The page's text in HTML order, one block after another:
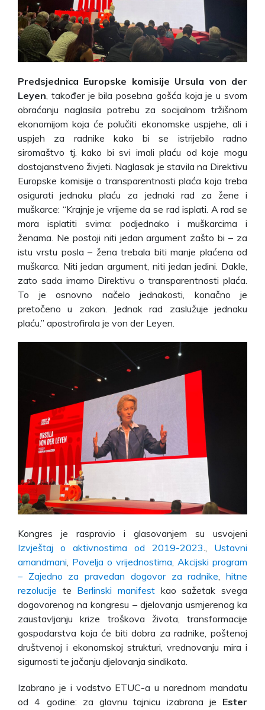
Predsjednica Europske komisije Ursula von der
Leyen , također je bila posebna gošća koja je u svom
obraćanju naglasila potrebu za socijalnom tržišnom
ekonomijom koja će polučiti ekonomske uspjehe, ali i
uspjeh za radnike kako bi se istrijebilo radno
siromaštvo tj. kako bi svi imali plaću od koje mogu
dostojanstveno živjeti. Naglasak je stavila na Direktivu
Europske komisije o transparentnosti plaća koja treba
osigurati jednaku plaću za jednaki rad za žene i
muškarce: “Krajnje je vrijeme da se rad isplati. A rad se
mora isplatiti svima: podjednako i muškarcima i
ženama. Ne postoji niti jedan argument zašto bi – za
istu vrstu posla – žena trebala biti manje plaćena od
muškarca. Niti jedan argument, niti jedan jedini. Dakle,
zato sada imamo Direktivu o transparentnosti plaća.
To je osnovno načelo jednakosti, konačno je
pretočeno u zakon. Jednak rad zaslužuje jednaku
plaću.” apostrofirala je von der Leyen.
Kongres je raspravio i glasovanjem su usvojeni
Izvještaj o aktivnostima od 2019-2023
Ustavni
amandmani Povelja o vrijednostima Akcijski program
– Zajedno za pravedan dogovor za radnike ,hitne
rezolucije te Berlinski manifest kao sažetak svega
dogovorenog na kongresu – djelovanja usmjerenog ka
zaustavljanju krize troškova života, transformacije
gospodarstva koja će biti dobra za radnike, poštenoj
društvenoj i ekonomskoj strukturi, vrednovanju mira i
sigurnosti te jačanju djelovanja sindikata.
Izabrano je i vodstvo ETUC-a u narednom mandatu
od 4 godine: za glavnu tajnicu izabrana je Ester